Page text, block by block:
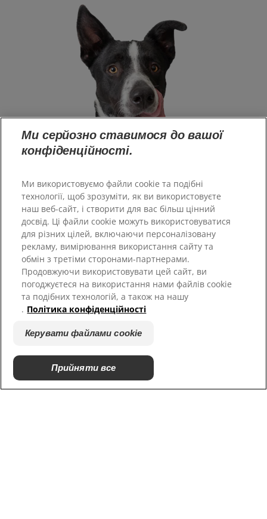
Великобританія
Ресурси
Зв'язатися з нами
Карта сайту
Наші сайти
Кар'єра
Ми серйозно ставимося до вашої
конфіденційності.
Ми використовуємо файли cookie та подібні
технології, щоб зрозуміти, як ви використовуєте
наш веб-сайт, і створити для вас більш цінний
досвід. Ці файли cookie можуть використовуватися
для різних цілей, включаючи персоналізовану
рекламу, вимірювання використання сайту та
обмін з третіми сторонами-партнерами.
Продовжуючи використовувати цей сайт, ви
погоджуєтеся на використання нами файлів cookie
та подібних технологій, а також на нашу
. Політика конфіденційності
Керувати файлами cookie
Прийняти все